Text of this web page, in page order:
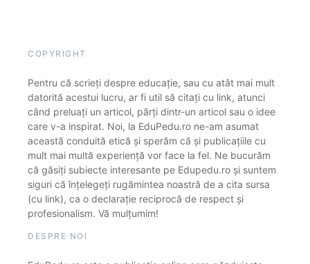
COPYRIGHT
Pentru că scrieți despre educație, sau cu atât mai mult
datorită acestui lucru, ar fi util să citați cu link, atunci
când preluați un articol, părți dintr-un articol sau o idee
care v-a inspirat. Noi, la EduPedu.ro ne-am asumat
această conduită etică și sperăm că și publicațiile cu
mult mai multă experiență vor face la fel. Ne bucurăm
că găsiți subiecte interesante pe Edupedu.ro și suntem
siguri că înțelegeți rugămintea noastră de a cita sursa
(cu link), ca o declarație reciprocă de respect și
profesionalism. Vă mulțumim!
DESPRE NOI